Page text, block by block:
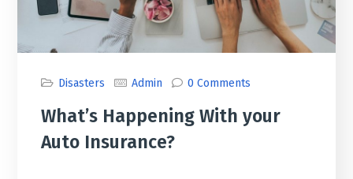
Disasters Admin 0 Comments
What’s Happening With your
Auto Insurance?